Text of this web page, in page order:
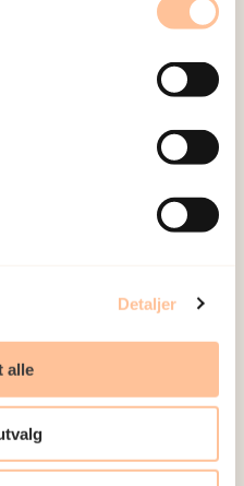
Detaljer
alle
og kompetanse
Formålet er å bidra
de helsemessige og
vold og traumatisk